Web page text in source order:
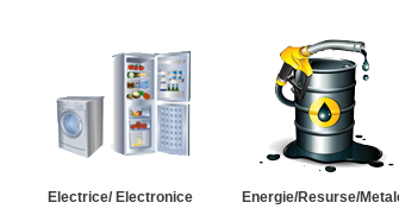
Electrice/ Electronice Energie/Resurse/